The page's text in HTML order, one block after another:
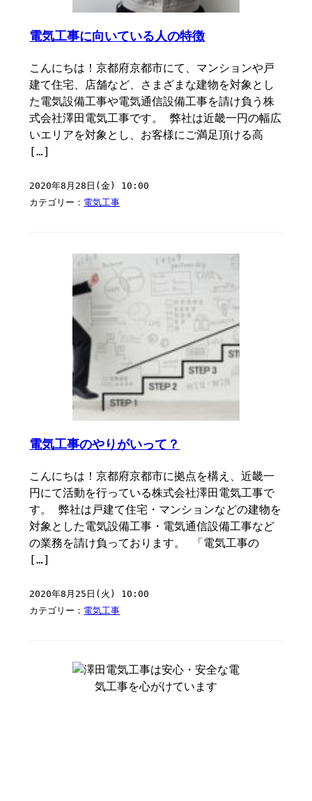
電気工事に向いている人の特徴
こんにちは！京都府京都市にて、マンションや戸
建て住宅、店舗など、さまざまな建物を対象とし
た電気設備工事や電気通信設備工事を請け負う株
式会社澤田電気工事です。 弊社は近畿一円の幅広
いエリアを対象とし、お客様にご満足頂ける高
[…]
2020年8月28日(金) 10:00
カテゴリー： 電気工事
電気工事のやりがいって？
こんにちは！京都府京都市に拠点を構え、近畿一
円にて活動を行っている株式会社澤田電気工事で
す。 弊社は戸建て住宅・マンションなどの建物を
対象とした電気設備工事・電気通信設備工事など
の業務を請け負っております。 「電気工事の
[…]
2020年8月25日(火) 10:00
カテゴリー： 電気工事